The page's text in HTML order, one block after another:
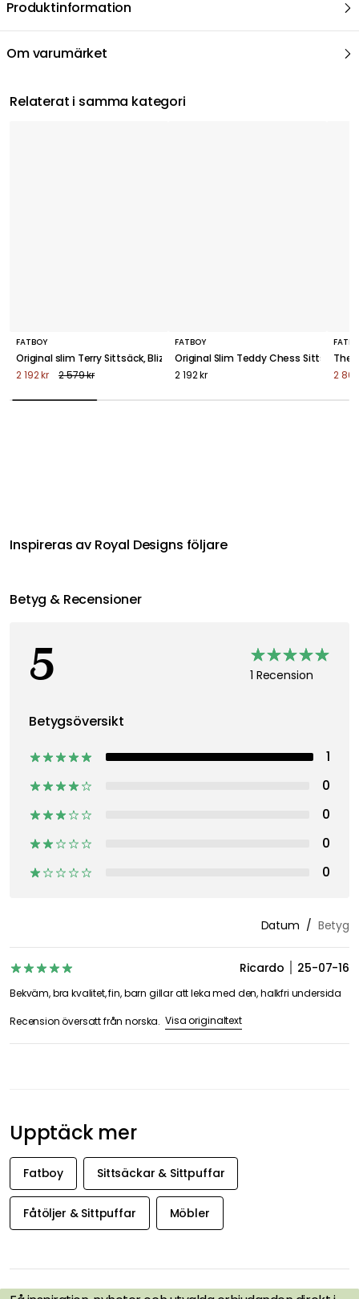
Produktinformation
Om varumärket
Relaterat i samma kategori
FATBOY
Original slim Terry Sittsäck, Blizzard Blue Creme
2 192 kr
2 579 kr
FATBOY
Original Slim Teddy Chess Sittsäck,
2 192 kr
The
2
Inspireras av Royal Designs följare
Betyg & Recensioner
5 1 Recension
Betygsöversikt
1
0
0
0
0
Datum Betyg
Ricardo 25-07-16
Bekväm, bra kvalitet, fin, barn gillar att leka med den, halkfri undersida
Recension översatt från norska. Visa originaltext
Upptäck mer
Fatboy Sittsäckar & Sittpuffar
Fåtöljer & Sittpuffar Möbler
FÅ INSPIRATION &
ERBJUDANDEN FÖRST